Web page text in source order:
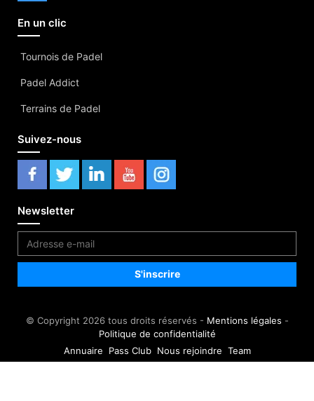
En un clic
Tournois de Padel
Padel Addict
Terrains de Padel
Suivez-nous
Newsletter
© Copyright 2026 tous droits réservés - Mentions légales -
Politique de confidentialité
Annuaire
Pass Club Nous rejoindre Team